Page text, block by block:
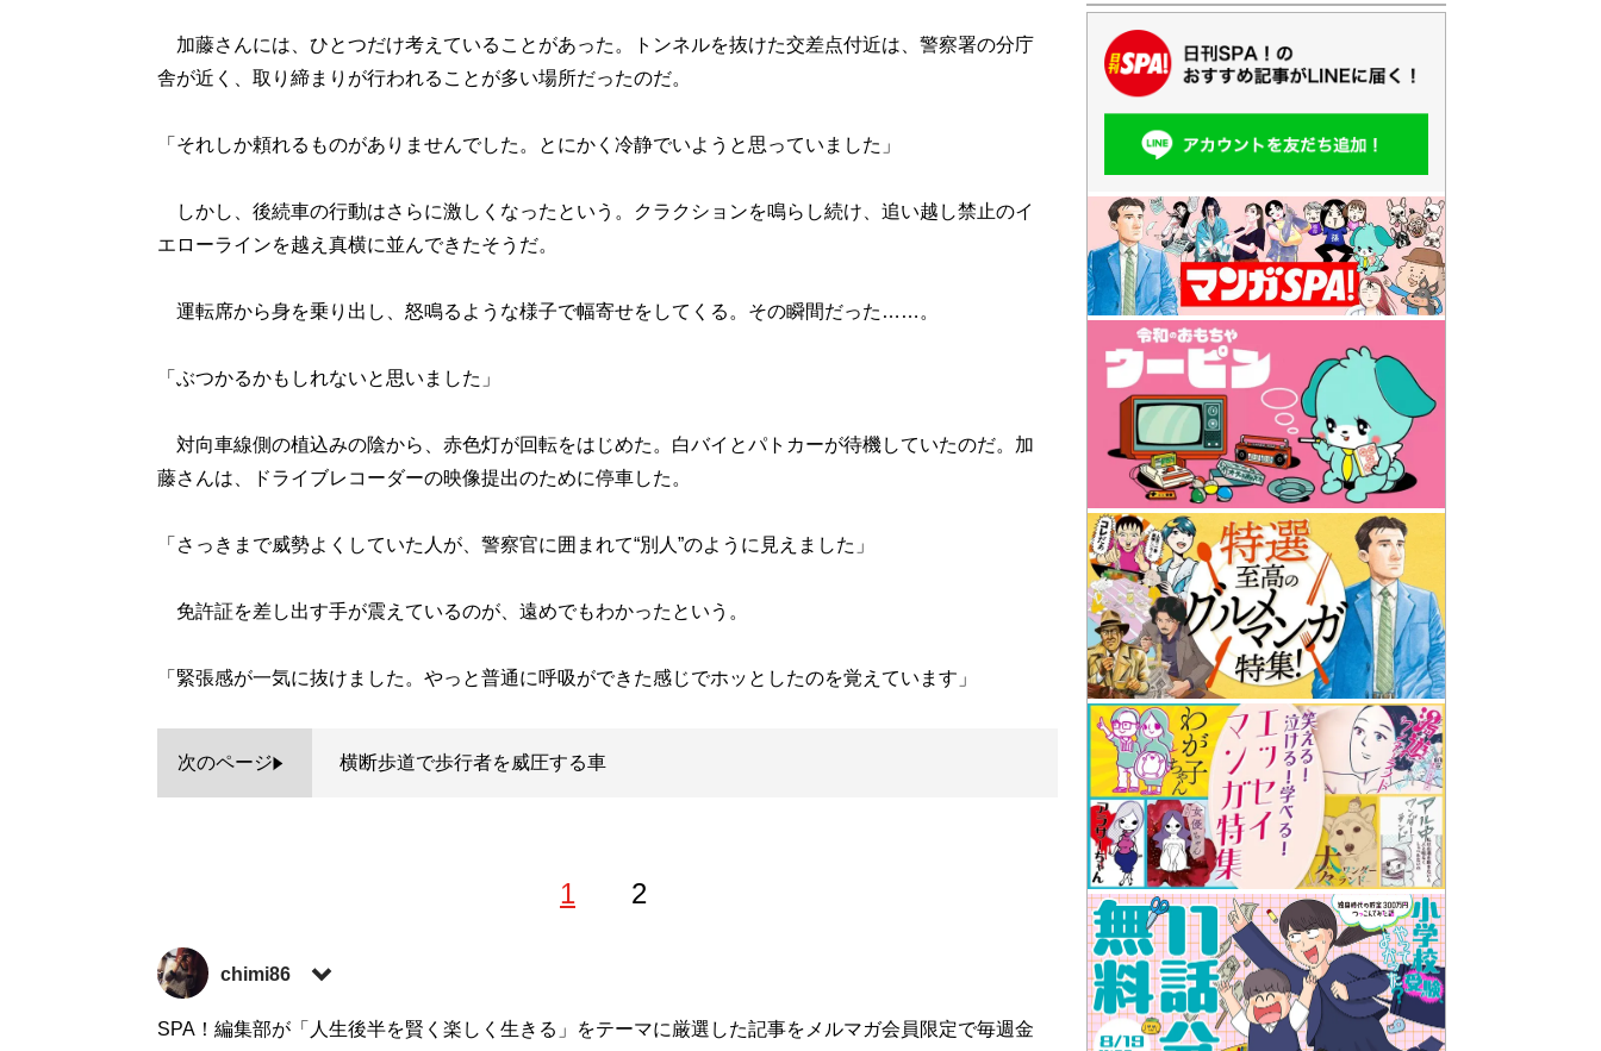
加藤さんには、ひとつだけ考えていることがあった。トンネルを抜けた交差点付近は、警察署の分庁
舎が近く、取り締まりが行われることが多い場所だったのだ。
「それしか頼れるものがありませんでした。とにかく冷静でいようと思っていました」
しかし、後続車の行動はさらに激しくなったという。クラクションを鳴らし続け、追い越し禁止のイ
エローラインを越え真横に並んできたそうだ。
運転席から身を乗り出し、怒鳴るような様子で幅寄せをしてくる。その瞬間だった……。
「ぶつかるかもしれないと思いました」
対向車線側の植込みの陰から、赤色灯が回転をはじめた。白バイとパトカーが待機していたのだ。加
藤さんは、ドライブレコーダーの映像提出のために停車した。
「さっきまで威勢よくしていた人が、警察官に囲まれて“別人”のように見えました」
免許証を差し出す手が震えているのが、遠めでもわかったという。
「緊張感が一気に抜けました。やっと普通に呼吸ができた感じでホッとしたのを覚えています」
次のページ 横断歩道で歩行者を威圧する車
1 2
chimi86
2016年よりライター活動を開始。出版社にて書籍コーディネーターなども経験。趣味は読書、ミュージ
SPA！編集部が「人生後半を賢く楽しく生きる」をテーマに厳選した記事をメルマガ会員限定で毎週金